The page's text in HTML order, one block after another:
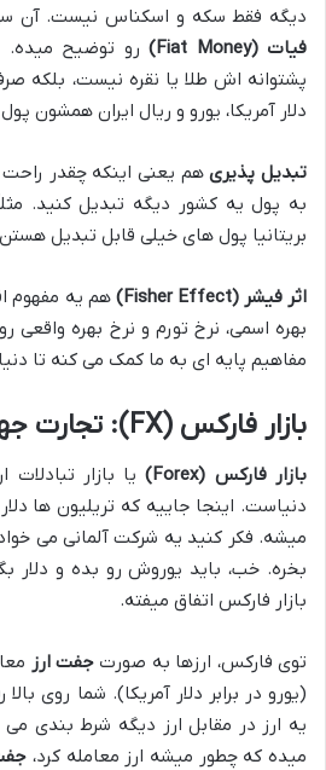
دیگه فقط سکه و اسکناس نیست. آن
فیات (Fiat Money)
رو توضیح میده.
پشتوانه اش طلا یا نقره نیست، بلکه
دلار آمریکا، یورو و ریال ایران همشون
تبدیل پذیریهم یعنی اینکه چقدر
به پول یه کشور دیگه تبدیل کنید. مثلاً
بریتانیا پول های خیلی قابل تبدیل
اثر فیشر (Fisher Effect)
هم یه مفهوم
بهره اسمی، نرخ تورم و نرخ بهره
مفاهیم پایه ای به ما کمک می کنه تا
بازار فارکس (FX): تجارت جهانی ارزها
بازار فارکس (Forex)
یا بازار تبادلات
دنیاست. اینجا جاییه که تریلیون ها
میشه. فکر کنید یه شرکت آلمانی می
بخره. خب، باید یوروش رو بده و دلار
بازار فارکس اتفاق میفته.
توی فارکس، ارزها به صورت جفت ارز
(یورو در برابر دلار آمریکا). شما روی
یه ارز در مقابل ارز دیگه شرط بندی
میده که چطور میشه ارز معامله کرد،